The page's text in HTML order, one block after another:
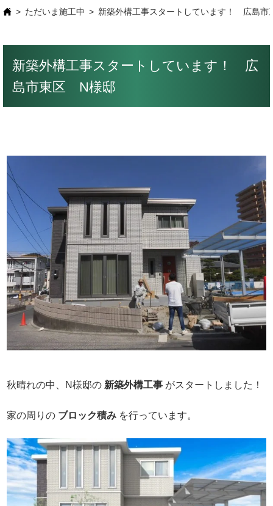
ただいま施工中 新築外構工事スタートしています！ 広島
新築外構工事スタートしています！ 広
島市東区 N様邸
秋晴れの中、N様邸の 新築外構工事 がスタートしました！
家の周りの ブロック積み を行っています。